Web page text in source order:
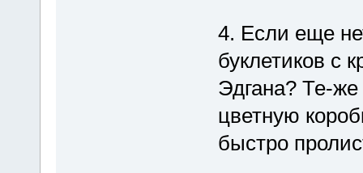
4. Если еще
буклетиков с
Эдгана? Те-
цветную
быстро